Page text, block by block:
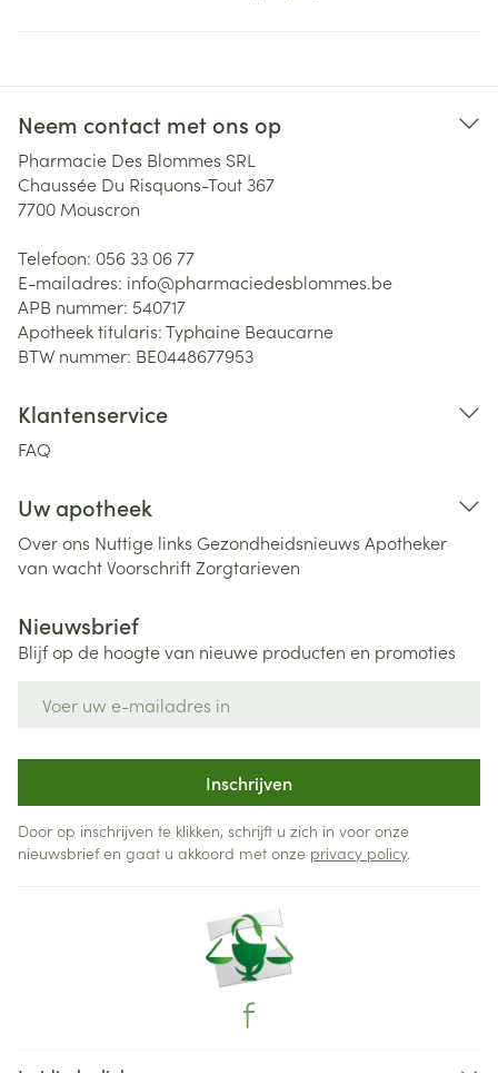
Neem contact met ons op
Pharmacie Des Blommes SRL
Chaussée Du Risquons-Tout 367
7700 Mouscron
Telefoon: 056 33 06 77
E-mailadres: info@pharmaciedesblommes.be
APB nummer: 540717
Apotheek titularis:Typhaine Beaucarne
BTW nummer: BE0448677953
Klantenservice
FAQ
Uw apotheek
Over ons Nuttige links Gezondheidsnieuws Apotheker
van wachtVoorschriftZorgtarieven
Nieuwsbrief
Blijf op de hoogte van nieuwe producten en promoties
Inschrijven
Door op inschrijven te klikken, schrijft u zich in voor onze
nieuwsbrief en gaat u akkoord met onze privacy policy.